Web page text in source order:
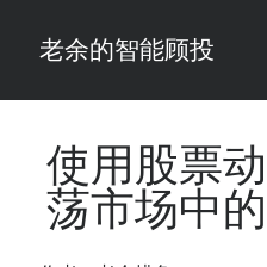
老余的智能顾投
Sidebar
最新发表 ：
使用股票
荡市场中